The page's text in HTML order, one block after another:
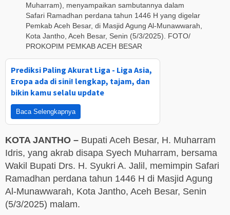
Muharram), menyampaikan sambutannya dalam
Safari Ramadhan perdana tahun 1446 H yang digelar
Pemkab Aceh Besar, di Masjid Agung Al-Munawwarah,
Kota Jantho, Aceh Besar, Senin (5/3/2025). FOTO/
PROKOPIM PEMKAB ACEH BESAR
Prediksi Paling Akurat Liga - Liga Asia,
Eropa ada di sini! lengkap, tajam, dan
bikin kamu selalu update
Baca Selengkapnya
KOTA JANTHO – Bupati Aceh Besar, H. Muharram
Idris, yang akrab disapa Syech Muharram, bersama
Wakil Bupati Drs. H. Syukri A. Jalil, memimpin Safari
Ramadhan perdana tahun 1446 H di Masjid Agung
Al-Munawwarah, Kota Jantho, Aceh Besar, Senin
(5/3/2025) malam.